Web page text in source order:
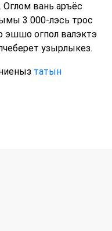
вань аръёс
3 000-лэсь трос
эшшо огпол валэктэ
узырлыкез.
татын